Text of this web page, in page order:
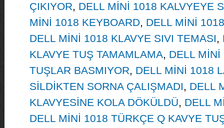
ÇIKIYOR, DELL MİNİ 1018 KALVYEYE
MİNİ 1018 KEYBOARD, DELL MİNİ
DELL MİNİ 1018 KLAVYE SIVI TEMASI,
KLAVYE TUŞ TAMAMLAMA, DELL
TUŞLAR BASMIYOR, DELL MİNİ 1018
SİLDİKTEN SORNA ÇALIŞMADI, DELL
KLAVYESİNE KOLA DÖKÜLDÜ, DELL
DELL MİNİ 1018 TÜRKÇE Q KAVYE